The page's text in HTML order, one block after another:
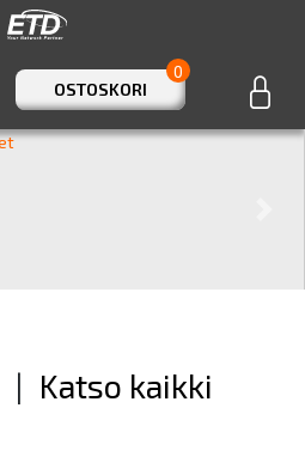
OSTOSKORI
0
| Katso kaikki